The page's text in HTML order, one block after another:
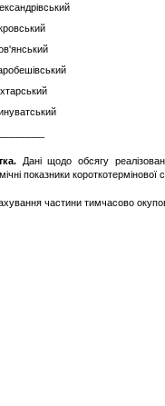
Дані щодо обсягу
показники короткотермінової
частини тимчасово